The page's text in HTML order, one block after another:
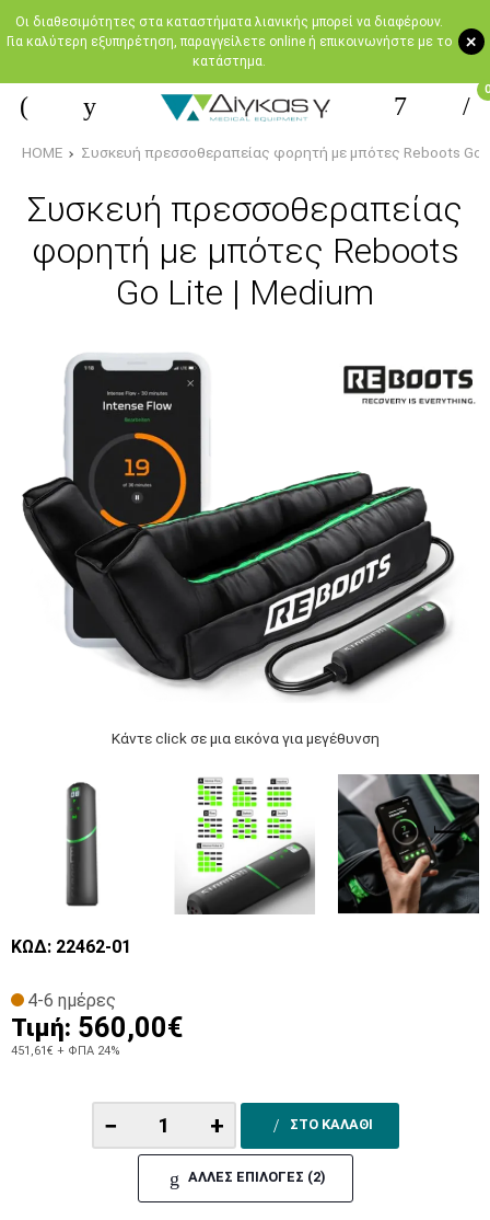
+
Oι διαθεσιμότητες στα καταστήματα λιανικής μπορεί να διαφέρουν.
Για καλύτερη εξυπηρέτηση, παραγγείλετε online ή επικοινωνήστε με το
κατάστημα.
0
HOME Συσκευή πρεσσοθεραπείας φορητή με μπότες Reboots Go
Συσκευή πρεσσοθεραπείας
φορητή με μπότες Reboots
Go Lite | Medium
Κάντε click σε μια εικόνα για μεγέθυνση
ΚΩΔ: 22462-01
4-6 ημέρες
Τιμή: 560,00€
451,61€ + ΦΠΑ 24%
− + ΣΤΟ ΚΑΛΑΘΙ
ΑΛΛΕΣ ΕΠΙΛΟΓΕΣ (2)